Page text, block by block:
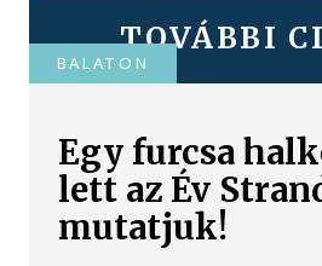
TOVÁBBI
BALATON
Egy furcsa
lett az Év
mutatjuk!